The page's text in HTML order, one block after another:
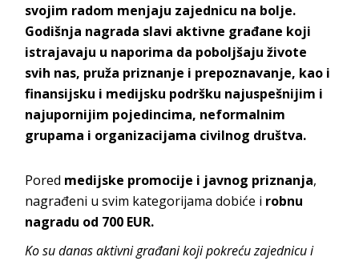
svojim radom menjaju zajednicu na bolje.
Godišnja nagrada slavi aktivne građane koji
istrajavaju u naporima da poboljšaju živote
svih nas, pruža priznanje i prepoznavanje, kao i
finansijsku i medijsku podršku najuspešnijim i
najupornijim pojedincima, neformalnim
grupama i organizacijama civilnog društva.
Pored medijske promocije i javnog priznanja,
nagrađeni u svim kategorijama dobiće i robnu
nagradu od 700 EUR.
Ko su danas aktivni građani koji pokreću zajednicu i